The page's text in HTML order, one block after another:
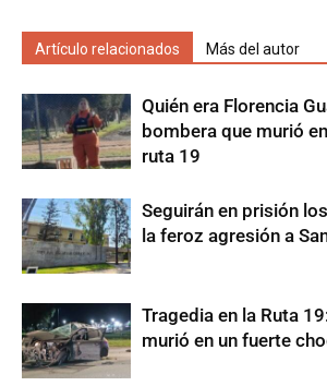
Artículo relacionados Más del autor
Quién era Florencia
bombera que murió
ruta 19
Seguirán en prisión
la feroz agresión a
Tragedia en la Ruta
murió en un fuerte